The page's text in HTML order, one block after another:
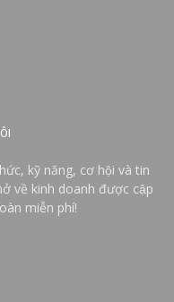
kỹ năng, cơ hội và tin
về kinh doanh được cập
miễn phí!